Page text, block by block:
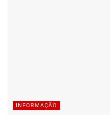
INFORMAÇÃO